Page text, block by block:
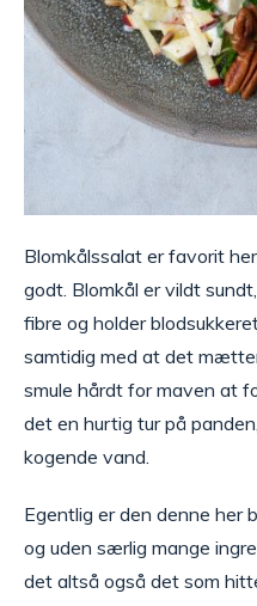
Blomkålssalat er favorit
godt. Blomkål er vildt
fibre og holder
samtidig med at det
smule hårdt for maven at
det en hurtig tur på
kogende vand.
Egentlig er den denne her
og uden særlig mange
det altså også det som